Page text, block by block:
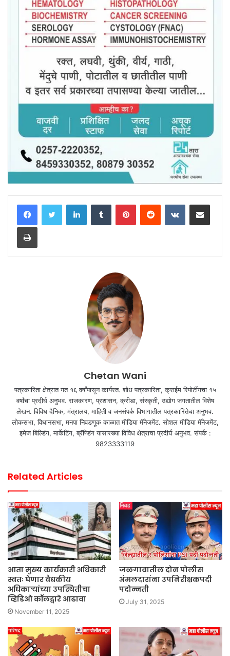
LinkedInTumblr PinterestReddit VKontakteShare via Email
Print
Chetan Wani
पत्रकारिता क्षेत्रात गत १६ वर्षांपासून कार्यरत. शोध पत्रकारिता, क्राईम रिपोर्टींगचा १५
वर्षांचा प्रदीर्घ अनुभव. राजकारण, प्रशासन, क्रीडा, संस्कृती, उद्योग जगतातील विशेष
लेखन. विविध दैनिक, मंत्रालय, माहिती व जनसंपर्क विभागातील पत्रकारितेचा अनुभव.
लोकसभा, विधानसभा, मनपा निवडणूक काळात मीडिया मॅनेजमेंट. सोशल मीडिया मॅनेजमेंट,
इमेज बिल्डिंग, मार्केटिंग, ब्रॅण्डिंग यासारख्या विविध क्षेत्राचा प्रदीर्घ अनुभव. संपर्क :
9823333119
Related Articles
आता मुख्य कार्यकारी अधिकारी
स्वतः घेणार वैद्यकीय
अधिकाऱ्यांच्या उपस्थितीचा
व्हिडिओ कॉलद्वारे आढावा
November 11, 2025
जळगावातील दोन पोलीस
अंमलदारांना उपनिरीक्षकपदी
पदोन्नती
July 31, 2025